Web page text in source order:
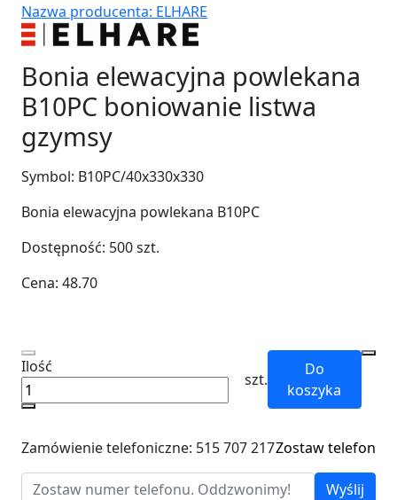
Nazwa producenta: ELHARE
Bonia elewacyjna powlekana
B10PC boniowanie listwa
gzymsy
Symbol: B10PC/40x330x330
Bonia elewacyjna powlekana B10PC
Dostępność: 500szt.
Cena: 48.70
Ilość
szt.
Do
koszyka
Zamówienie telefoniczne: 515 707 217Zostaw telefon
Wyślij